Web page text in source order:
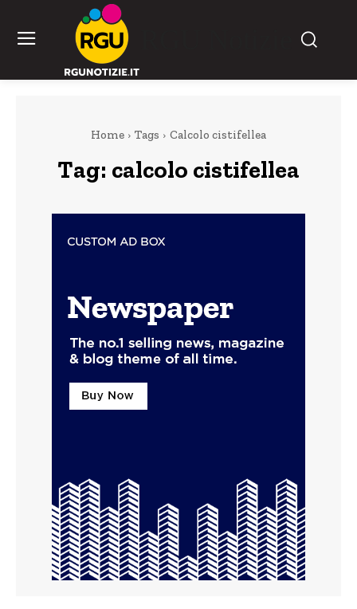
Home Tags Calcolo cistifellea
Tag: calcolo cistifellea